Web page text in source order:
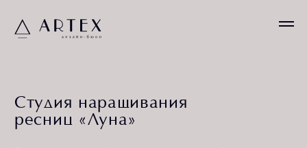
Площадь проекта
68 м2
Количество помещений Расположение